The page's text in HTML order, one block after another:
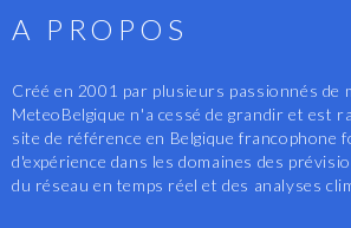
A PROPOS
Créé en 2001 par plusieurs passionnés de
MeteoBelgique n'a cessé de grandir et est
site de référence en Belgique francophone
d'expérience dans les domaines des
du réseau en temps réel et des analyses